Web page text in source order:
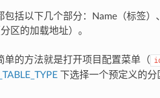
括以下几个部分：Name（标签）
区的加载地址）。
单的方法就是打开项目配置菜单（
下选择一个预定义的分